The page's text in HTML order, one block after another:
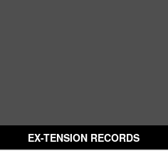
EX-TENSION RECORDS